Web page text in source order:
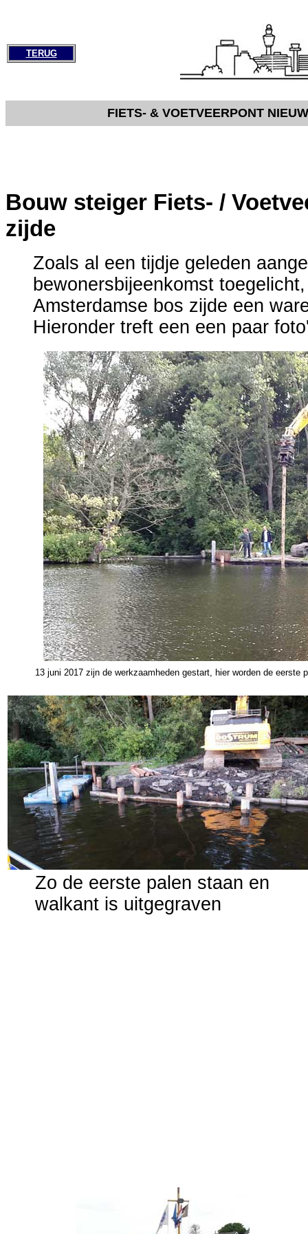
TERUG
FIETS- & VOETVEERPONT
Bouw steiger Fiets- /
zijde
Zoals al een tijdje geleden
bewonersbijeenkomst
Amsterdamse bos zijde een
Hieronder treft een een paar
13 juni 2017 zijn de werkzaamheden gestart, hier worden de eerste
Zo de eerste palen staan en
walkant is uitgegraven